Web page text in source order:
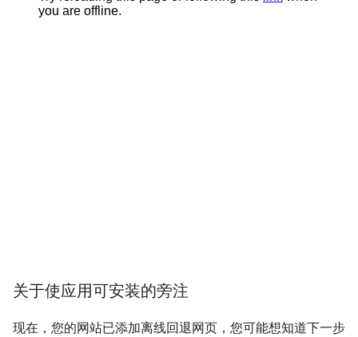
关于使应用可安装的旁注
现在，您的网站已添加离线回退网页，您可能想知道下一步